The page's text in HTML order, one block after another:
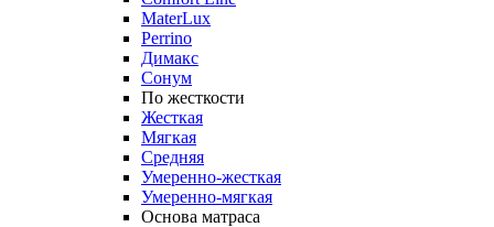
MaterLux
Perrino
Димакс
Сонум
По жесткости
Жесткая
Мягкая
Средняя
Умеренно-жесткая
Умеренно-мягкая
Основа матраса